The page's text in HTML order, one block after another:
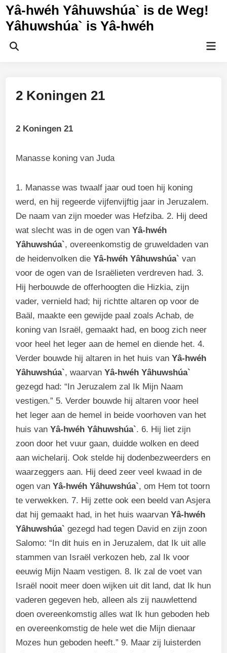
Ga
naar
inhoud
Yâ-hwéh Yâhuwshúa` is de Weg!
Yâhuwshúa` is Yâ-hwéh
Zoeken
2 Koningen 21
2 Koningen 21
Manasse koning van Juda
1. Manasse was twaalf jaar oud toen hij koning
werd, en hij regeerde vijfenvijftig jaar in Jeruzalem.
De naam van zijn moeder was Hefziba. 2. Hij deed
wat slecht was in de ogen vanYâ-hwéh
Yâhuwshúa`, overeenkomstig de gruweldaden van
de heidenvolken dieYâ-hwéh Yâhuwshúa` van
voor de ogen van de Israëlieten verdreven had. 3.
Hij herbouwde de offerhoogten die Hizkia, zijn
vader, vernield had; hij richtte altaren op voor de
Baäl, maakte een gewijde paal zoals Achab, de
koning van Israël, gemaakt had, en boog zich neer
voor heel het leger aan de hemel en diende het. 4.
Verder bouwde hij altaren in het huis vanYâ-hwéh
Yâhuwshúa`, waarvanYâ-hwéh Yâhuwshúa`
gezegd had: “In Jeruzalem zal Ik Mijn Naam
vestigen.” 5. Verder bouwde hij altaren voor heel
het leger aan de hemel in beide voorhoven van het
huis vanYâ-hwéh Yâhuwshúa`. 6. Hij liet zijn
zoon door het vuur gaan, duidde wolken en deed
aan wichelarij. Ook stelde hij dodenbezweerders en
waarzeggers aan. Hij deed zeer veel kwaad in de
ogen vanYâ-hwéh Yâhuwshúa`, om Hem tot toorn
te verwekken. 7. Hij zette ook een beeld van Asjera
dat hij gemaakt had, in het huis waarvanYâ-hwéh
Yâhuwshúa` gezegd had tegen David en zijn zoon
Salomo: “In dit huis en in Jeruzalem, dat Ik uit alle
stammen van Israël verkozen heb, zal Ik voor
eeuwig Mijn Naam vestigen. 8. Ik zal de voet van
Israël nooit meer doen wijken uit dit land, dat Ik hun
vaderen gegeven heb, alleen als zij nauwlettend
doen overeenkomstig alles wat Ik hun geboden heb
en overeenkomstig de hele wet die Mijn dienaar
Mozes hun geboden heeft.” 9. Maar zij luisterden